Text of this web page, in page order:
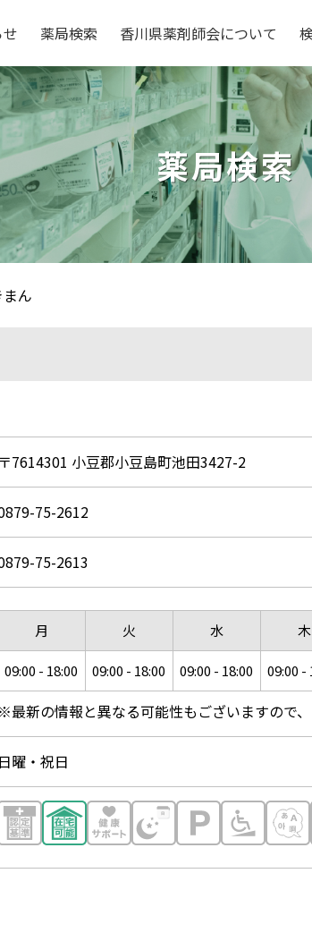
薬局検索 香川県薬剤師会について
薬局検索
ん
〒7614301 小豆郡小豆島町池田3427-2
75-2612
75-2613
月
09:00 - 18:00
火
09:00 - 18:00
水
09:00 - 18:00
木
09:00 -
※最新の情報と異なる可能性もございますので
日曜・祝日